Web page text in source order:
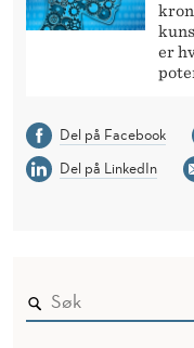
er
Del på Facebook
Del på LinkedIn